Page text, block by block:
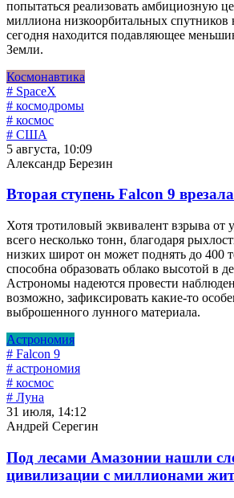
попытаться реализовать амбициозную
миллиона низкоорбитальных спутников
сегодня находится подавляющее
Земли.
Космонавтика
# SpaceX
# космодромы
# космос
# США
5 августа, 10:09
Александр Березин
Вторая ступень Falcon 9
Хотя тротиловый эквивалент взрыва от
всего несколько тонн, благодаря
низких широт он может поднять до 400
способна образовать облако высотой в
Астрономы надеются провести
возможно, зафиксировать какие-то
выброшенного лунного материала.
Астрономия
# Falcon 9
# астрономия
# космос
# Луна
31 июля, 14:12
Андрей Серегин
Под лесами Амазонии нашли
цивилизации с миллионами